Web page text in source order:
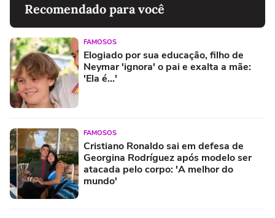
Recomendado para você
FAMOSOS
Elogiado por sua educação, filho de
Neymar 'ignora' o pai e exalta a mãe:
'Ela é...'
FAMOSOS
Cristiano Ronaldo sai em defesa de
Georgina Rodríguez após modelo ser
atacada pelo corpo: 'A melhor do
mundo'